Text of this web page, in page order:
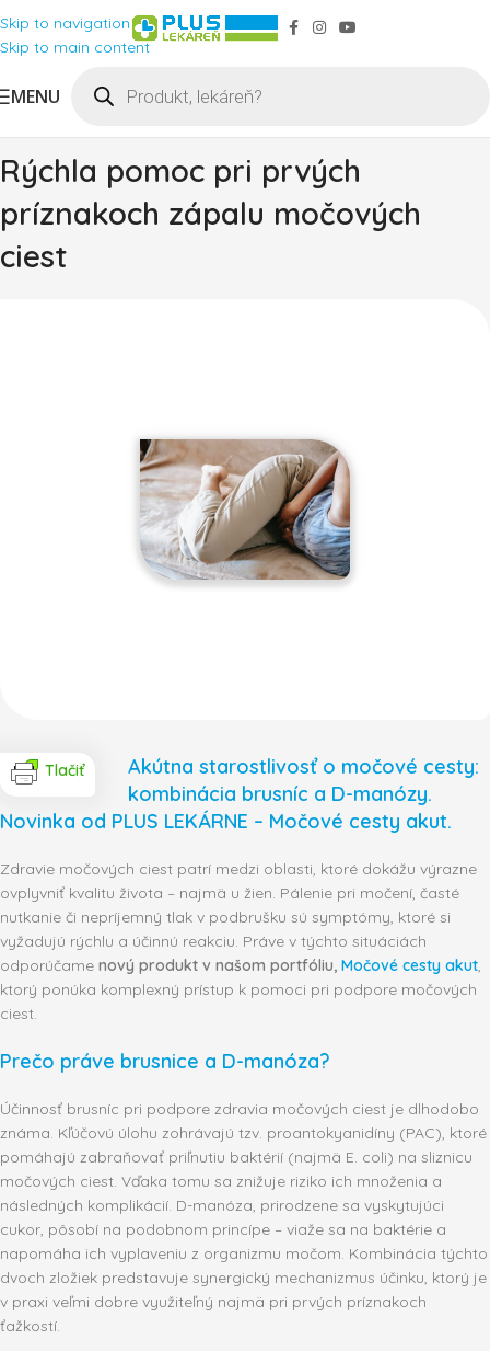
Skip to navigation
Skip to main content
MENU
Rýchla pomoc pri prvých
príznakoch zápalu močových
ciest
Tlačiť
Akútna starostlivosť o močové cesty:
kombinácia brusníc a D-manózy.
Novinka od PLUS LEKÁRNE – Močové cesty akut.
Zdravie močových ciest patrí medzi oblasti, ktoré dokážu výrazne
ovplyvniť kvalitu života – najmä u žien. Pálenie pri močení, časté
nutkanie či nepríjemný tlak v podbrušku sú symptómy, ktoré si
vyžadujú rýchlu a účinnú reakciu. Práve v týchto situáciách
odporúčame nový produkt v našom portfóliu, Močové cesty akut,
ktorý ponúka komplexný prístup k pomoci pri podpore močových
ciest.
Prečo práve brusnice a D-manóza?
Účinnosť brusníc pri podpore zdravia močových ciest je dlhodobo
známa. Kľúčovú úlohu zohrávajú tzv. proantokyanidíny (PAC), ktoré
pomáhajú zabraňovať priľnutiu baktérií (najmä E. coli) na sliznicu
močových ciest. Vďaka tomu sa znižuje riziko ich množenia a
následných komplikácií. D-manóza, prirodzene sa vyskytujúci
cukor, pôsobí na podobnom princípe – viaže sa na baktérie a
napomáha ich vyplaveniu z organizmu močom. Kombinácia týchto
dvoch zložiek predstavuje synergický mechanizmus účinku, ktorý je
v praxi veľmi dobre využiteľný najmä pri prvých príznakoch
ťažkostí.